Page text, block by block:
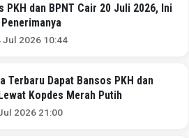
PKH dan BPNT Cair 20 Juli 2026, Ini
Jul 2026 10:44
Terbaru Dapat Bansos PKH dan
Kopdes Merah Putih
2026 21:00